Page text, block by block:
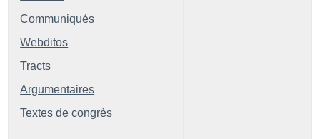
Communiqués
Webditos
Tracts
Argumentaires
Textes de congrès